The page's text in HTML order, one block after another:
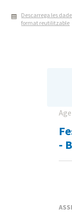
Descarrega les
format reutilitzable
-